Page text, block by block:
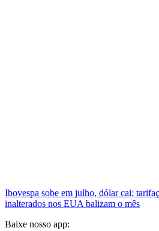
Ibovespa sobe em julho, dólar cai;
inalterados nos EUA balizam o mês
Baixe nosso app: